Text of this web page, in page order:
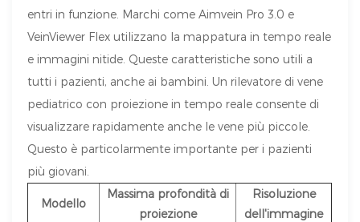
entri in funzione. Marchi come Aimvein Pro 3.0 e
VeinViewer Flex utilizzano la mappatura in tempo reale
e immagini nitide. Queste caratteristiche sono utili a
tutti i pazienti, anche ai bambini. Un rilevatore di vene
pediatrico con proiezione in tempo reale consente di
visualizzare rapidamente anche le vene più piccole.
Questo è particolarmente importante per i pazienti
più giovani.
Modello
Massima profondità di
proiezione
Risoluzione
dell'immagine